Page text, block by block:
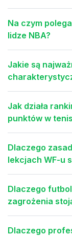
Na czym
lidze NBA?
Jakie są
Jak działa
punktów w
Dlaczego
lekcjach WF-u
Dlaczego
zagrożenia
Dlaczego